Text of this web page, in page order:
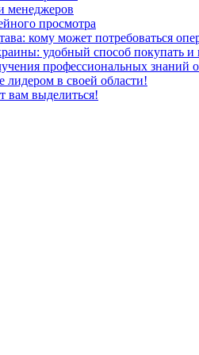
менеджеров
просмотра
кому может потребоваться
удобный способ покупать и
профессиональных знаний
лидером в своей области!
вам выделиться!